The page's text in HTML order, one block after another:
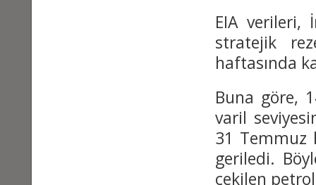
EIA verileri,
stratejik
haftasında
Buna göre,
varil
31 Temmuz
geriledi.
çekilen